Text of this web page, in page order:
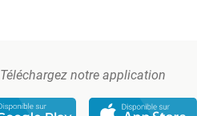
Téléchargez notre application